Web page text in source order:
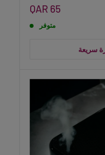
سعر
QAR 65
متوفر
سريعة